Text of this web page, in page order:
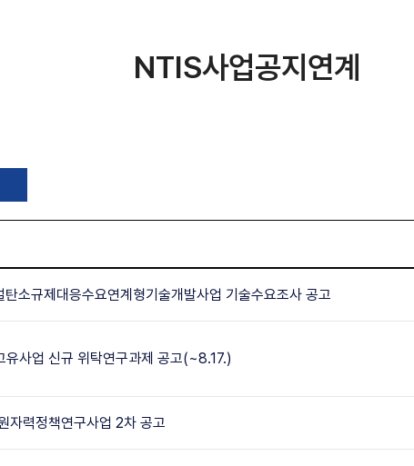
NTIS사업공지연계
소규제대응수요연계형기술개발사업 기술수요조사 공고
사업 신규 위탁연구과제 공고(~8.17.)
자력정책연구사업 2차 공고